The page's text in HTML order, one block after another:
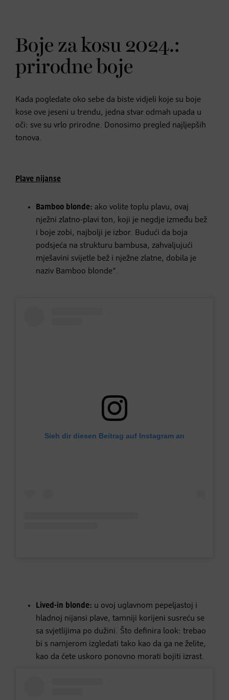
Boje za kosu 2024.:
prirodne boje
Kada pogledate oko sebe da biste vidjeli koje su boje
kose ove jeseni u trendu, jedna stvar odmah upada u
oči: sve su vrlo prirodne. Donosimo pregled najljepših
tonova.
Plave nijanse
Bamboo blonde: ako volite toplu plavu, ovaj
nježni zlatno-plavi ton, koji je negdje između bež
i boje zobi, najbolji je izbor. Budući da boja
podsjeća na strukturu bambusa, zahvaljujući
mješavini svijetle bež i nježne zlatne, dobila je
naziv Bamboo blonde".
Sieh dir diesen Beitrag auf Instagram an
Lived-in blonde: u ovoj uglavnom pepeljastoj i
hladnoj nijansi plave, tamniji korijeni susreću se
sa svjetlijima po dužini. Što definira look: trebao
bi s namjerom izgledati tako kao da ga ne želite,
kao da ćete uskoro ponovno morati bojiti izrast.